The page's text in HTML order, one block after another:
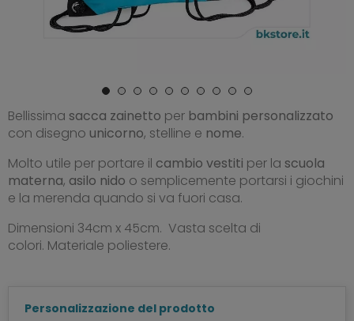
Bellissima sacca zainetto per bambini personalizzato
con disegno unicorno, stelline e nome.
Molto utile per portare il cambio vestiti per la scuola
materna, asilo nido o semplicemente portarsi i giochini
e la merenda quando si va fuori casa.
Dimensioni 34cm x 45cm. Vasta scelta di
colori. Materiale poliestere.
Personalizzazione del prodotto